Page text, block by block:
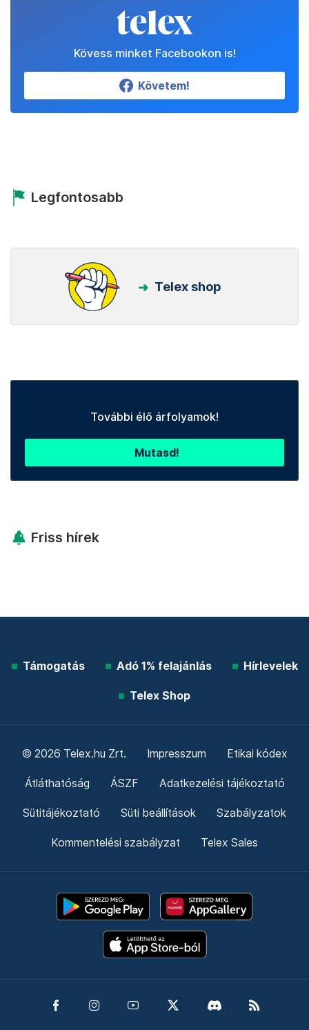
Kövess minket Facebookon is!
Követem!
Legfontosabb
Telex shop
További élő árfolyamok!
Mutasd!
Friss hírek
Támogatás Adó 1% felajánlás Hírlevelek
Telex Shop
© 2026 Telex.hu Zrt. Impresszum Etikai kódex
Átláthatóság ÁSZF Adatkezelési tájékoztató
Sütitájékoztató Süti beállítások Szabályzatok
Kommentelési szabályzat Telex Sales